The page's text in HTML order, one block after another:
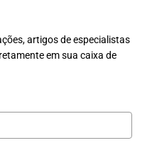
artigos de especialistas
em sua caixa de